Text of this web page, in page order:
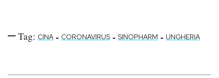
Tag: CINA - CORONAVIRUS - SINOPHARM - UNGHERIA